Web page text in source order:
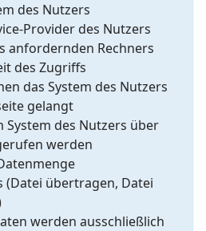
des Nutzers
Provider des Nutzers
anfordernden Rechners
des Zugriffs
das System des Nutzers
gelangt
des Nutzers über
werden
übertragen, Datei
werden ausschließlich